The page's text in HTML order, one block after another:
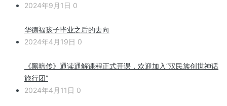
2024年9月1日 0
华德福孩子毕业之后的去向
2024年4月19日 0
《黑暗传》通读通解课程正式开课，欢迎加入“汉民族创世神话
旅行团”
2024年4月11日 0